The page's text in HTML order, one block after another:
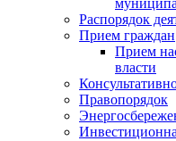
Распорядок
Прием граждан
Прием
власти
Правопорядок